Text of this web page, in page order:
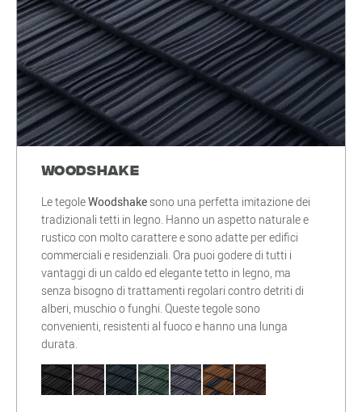
Woodshake
Le tegoleWoodshake sono una perfetta imitazione dei
tradizionali tetti in legno. Hanno un aspetto naturale e
rustico con molto carattere e sono adatte per edifici
commerciali e residenziali. Ora puoi godere di tutti i
vantaggi di un caldo ed elegante tetto in legno, ma
senza bisogno di trattamenti regolari contro detriti di
alberi, muschio o funghi. Queste tegole sono
convenienti, resistenti al fuoco e hanno una lunga
durata.